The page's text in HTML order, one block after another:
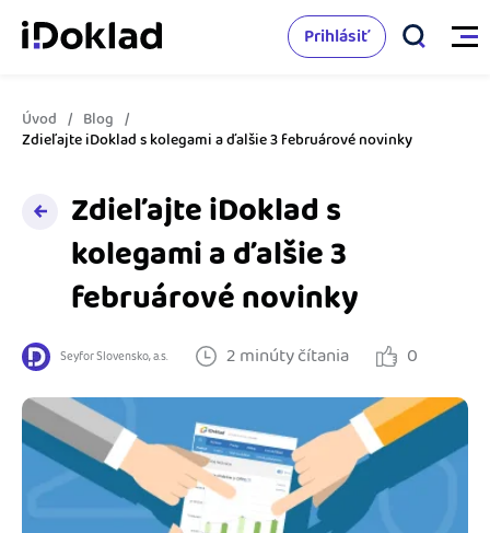
Vlastnosti
Online fakturácia
Správa kontaktov
Sledovanie cashflow
Spolupráca s účtovníkom
Prepojenie na ďalšie systémy
Spriatelení účtovníci
Katalóg doplnkov
Cenník
Vzdelanie
Nápoveda
Ako začať s podnikaním
Ako sa vyznať vo fakturácii
Prihlásiť
Úvod
Blog
Zdieľajte iDoklad s kolegami a ďalšie 3 februárové novinky
Zdieľajte iDoklad s
kolegami a ďalšie 3
februárové novinky
Seyfor Slovensko, a.s. 2 minúty čítania 0